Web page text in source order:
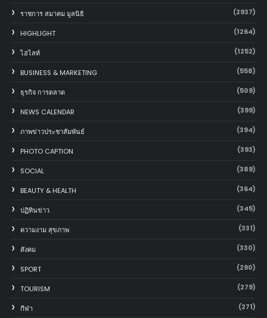
ราชการ สมาคม มูลนิธิ (2937)
HIGHLIGHT (1264)
ไฮไลท์ (1252)
BUSINESS & MARKETING (558)
ธุรกิจ การตลาด (509)
NEWS CALENDAR (399)
ภาพข่าวประชาสัมพันธ์ (394)
PHOTO CAPTION (393)
SOCIAL (389)
BEAUTY & HEALTH (364)
ปฏิทินข่าว (345)
ความงาม สุขภาพ (331)
สังคม (330)
SPORT (290)
TOURISM (279)
กีฬา (271)